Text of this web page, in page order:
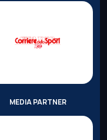
MEDIA PARTNER